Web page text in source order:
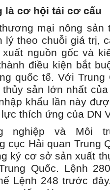
là cơ hội tái cơ cấu
mại nông sản
lý theo chuỗi giá trị,
nguồn gốc và
điều kiện bắt
quốc tế. Với
sản lớn nhất
khẩu lần này
thích ứng của DN
nghiệp và Môi
cục Hải quan Trung
ký cơ sở sản xuất
Quốc. Lệnh
Lệnh 248 trước